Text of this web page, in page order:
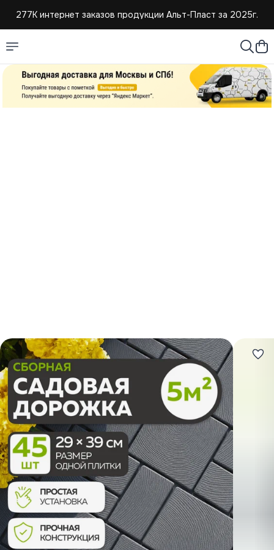
277К интернет заказов продукции Альт-Пласт за 2025г.
Создаем и продаем изделия из пластмассы с 2004г.